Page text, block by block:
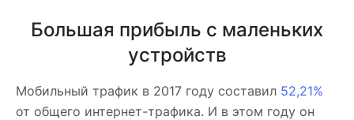
Большая прибыль с маленьких
устройств
Мобильный трафик в 2017 году составил 52,21%
от общего интернет-трафика. И в этом году он